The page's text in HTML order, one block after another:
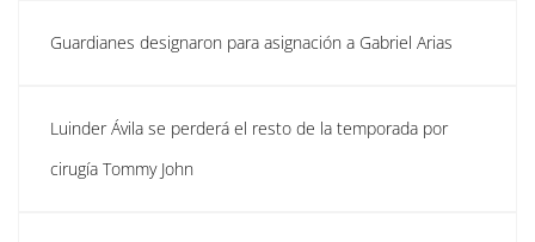
Guardianes designaron para asignación a Gabriel Arias
Luinder Ávila se perderá el resto de la temporada por
cirugía Tommy John